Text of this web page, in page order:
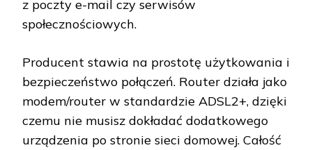
z poczty e-mail czy serwisów
społecznościowych.
Producent stawia na prostotę użytkowania i
bezpieczeństwo połączeń. Router działa jako
modem/router w standardzie ADSL2+, dzięki
czemu nie musisz dokładać dodatkowego
urządzenia po stronie sieci domowej. Całość